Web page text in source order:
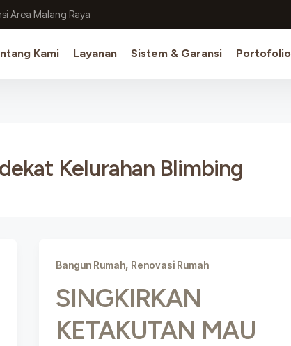
Area Malang Raya
Kami Layanan Sistem & Garansi Portofolio
Kelurahan Blimbing
Bangun Rumah, Renovasi Rumah
SINGKIRKAN
KETAKUTAN MAU